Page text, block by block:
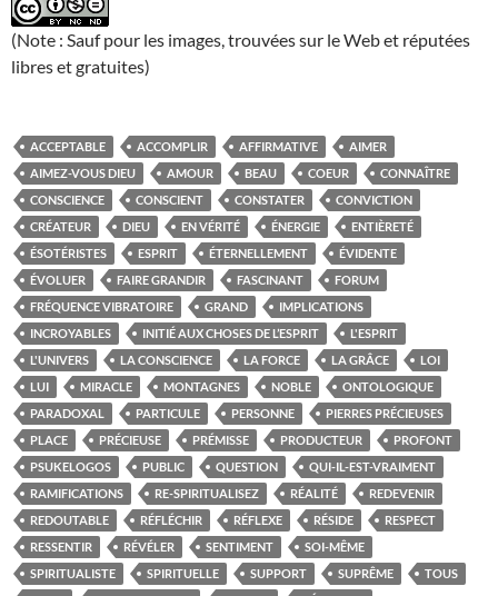
(Note : Sauf pour les images, trouvées sur le Web et réputées
libres et gratuites)
ACCEPTABLE ACCOMPLIR AFFIRMATIVE
AIMER
AIMEZ-VOUS DIEU
AMOUR BEAU COEUR
CONNAÎTRE
CONSCIENCE
CONSCIENT CONSTATER
CONVICTION
CRÉATEUR
DIEU EN VÉRITÉ ÉNERGIE
ENTIÈRETÉ
ÉSOTÉRISTES
ESPRIT ÉTERNELLEMENT
ÉVIDENTE
ÉVOLUER
FAIRE GRANDIR FASCINANT
FORUM
FRÉQUENCE VIBRATOIRE
GRAND
IMPLICATIONS
INCROYABLES
INITIÉ AUX CHOSES DE L’ESPRIT
L'ESPRIT
L'UNIVERS
LA CONSCIENCE LA FORCE LA GRÂCE
LOI
LUI
MIRACLE MONTAGNES NOBLE
ONTOLOGIQUE
PARADOXAL
PARTICULE PERSONNE
PIERRES PRÉCIEUSES
PLACE
PRÉCIEUSE PRÉMISSE PRODUCTEUR
PROFONT
PSUKELOGOS
PUBLIC QUESTION
QUI-IL-EST-VRAIMENT
RAMIFICATIONS
RE-SPIRITUALISEZ RÉALITÉ
REDEVENIR
REDOUTABLE
RÉFLÉCHIR RÉFLEXE RÉSIDE
RESPECT
RESSENTIR
RÉVÉLER SENTIMENT
SOI-MÊME
SPIRITUALISTE
SPIRITUELLE SUPPORT SUPRÊME
TOUS